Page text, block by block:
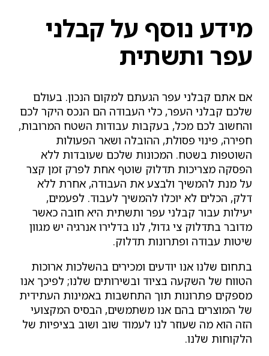
מידע נוסף על קבלני
עפר ותשתית
אם אתם קבלני עפר הגעתם למקום הנכון. בעולם
שלכם קבלני העפר, כלי העבודה הם הנכס היקר לכם
והחשוב לכם מכל, בעקבות עבודות השטח המרובות,
חפירה, פינוי פסולת, ההובלה ושאר הפעולות
השוטפות בשטח. המכונות שלכם שעובדות ללא
הפסקה מצריכות תדלוק שוטף אחת לפרק זמן קצר
על מנת להמשיך ולבצע את העבודה, אחרת ללא
דלק, הכלים לא יוכלו להמשיך לעבוד. לפעמים,
יעילות עבור קבלני עפר ותשתית היא חובה כאשר
מדובר בתדלוק צי גדול, לנו בדלירו אנרגיה יש מגוון
שיטות עבודה ופתרונות תדלוק.
בתחום שלנו אנו יודעים ומכירים בהשלכות ארוכות
הטווח של השקעה בציוד ובשירותים שלנו; לפיכך אנו
מספקים פתרונות תוך התחשבות באמינות העתידית
של המוצרים בהם אנו משתמשים, הבסיס המקצועי
הזה הוא מה שעוזר לנו לעמוד שוב ושוב בציפיות של
הלקוחות שלנו.